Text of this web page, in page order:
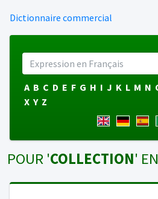
Dictionnaire commercial
A B C D E F G H I J K L M N
X Y Z
POUR 'COLLECTION'